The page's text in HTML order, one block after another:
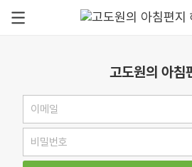
고도원의 아침